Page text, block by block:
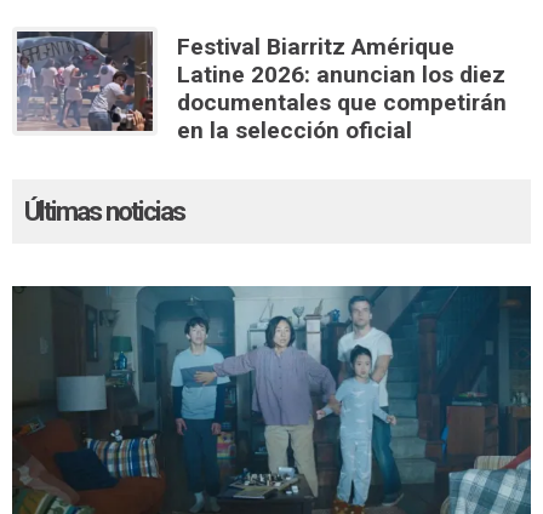
Festival Biarritz Amérique
Latine 2026: anuncian los diez
documentales que competirán
en la selección oficial
Últimas noticias